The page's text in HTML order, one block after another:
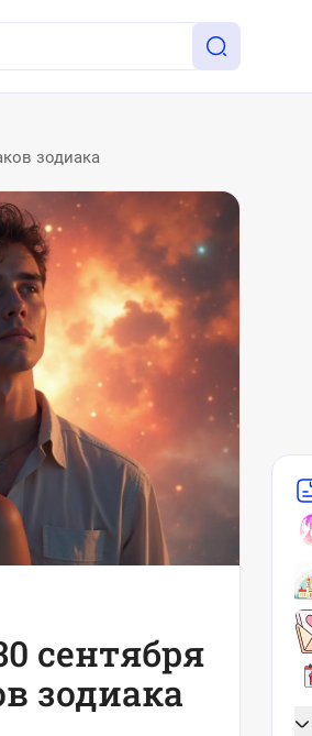
зодиака
сентября
зодиака